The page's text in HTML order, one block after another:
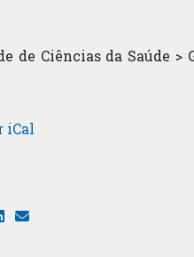
de Ciências da Saúde >
iCal